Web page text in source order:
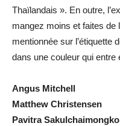
Thaïlandais ». En outre,
mangez moins et faites de
mentionnée sur l’étiquette
dans une couleur qui entre
Angus Mitchell
Matthew Christensen
Pavitra